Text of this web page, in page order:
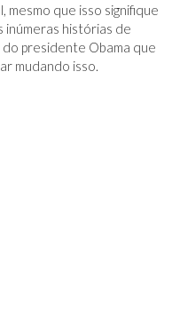
que isso signifique
inúmeras histórias de
presidente Obama que
mudando isso.